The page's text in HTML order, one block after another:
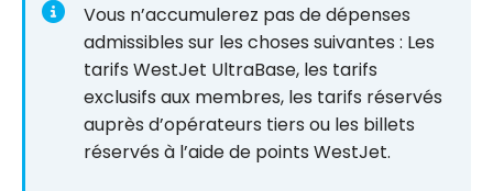
Vous n’accumulerez pas de dépenses
admissibles sur les choses suivantes : Les
tarifs WestJet UltraBase, les tarifs
exclusifs aux membres, les tarifs réservés
auprès d’opérateurs tiers ou les billets
réservés à l’aide de points WestJet.